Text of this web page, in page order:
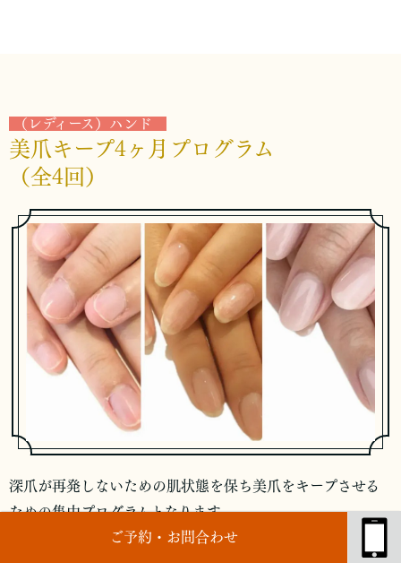
ご予約・お問合わせ
（レディース）ハンド
美爪キープ4ヶ月プログラム
（全4回）
深爪が再発しないための肌状態を保ち美爪をキープさせる
ための集中プログラムとなります。
爪周りや指周りの角質を取り除き深爪予防だけでなく、変